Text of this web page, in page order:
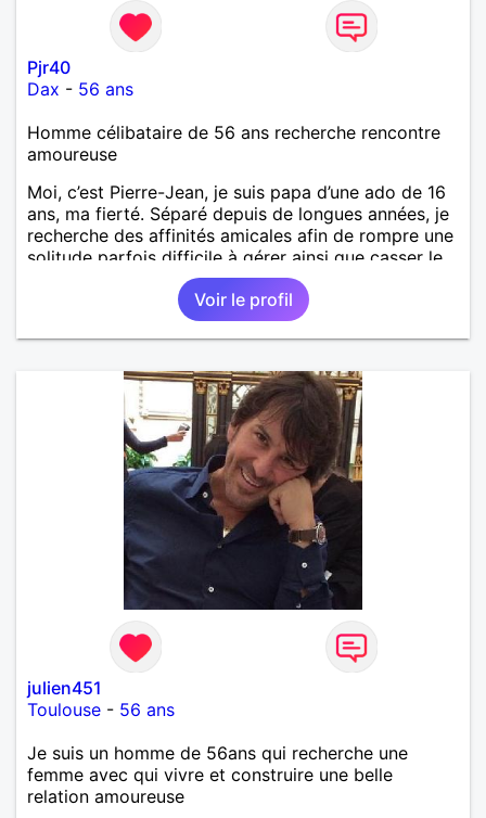
Pjr40
Dax - 56 ans
Homme célibataire de 56 ans recherche rencontre
amoureuse
Moi, c’est Pierre-Jean, je suis papa d’une ado de 16
ans, ma fierté. Séparé depuis de longues années, je
recherche des affinités amicales afin de rompre une
solitude parfois difficile à gérer ainsi que casser le
vague à l’âme. L’amitié reste extrêmement
importante à mes yeux mais peut se décliner en des
sentiments plus puissants. « Le temps fera son
œuvre » disait Arthur Schopenhauer, philosophe
autant être trop locace. Je suis bourré de qualités
avec très peu de défauts. Je suis altruiste,
bienveillant, empathique, attentionné, honnête,
respectueux, doux de caractère et compréhensif : je
laisse « glisser » beaucoup de choses. Mais ne vous
m’éprenez pas Mesdames, si une personne que
j’aime me trahit une fois, il n’y aura pas de seconde
chance et je l’effacerai à « vitam eternam ».
Néanmoins, je suis un tout petit peu maniaque ainsi
qu’impatient. J’essaye de faire des efforts. Rien de
bien dramatique ! Du moins je le pense……Je suis un
homme facile à vivre. À vous si vous le souhaitez,
d’apprendre à me connaître davantage. J’en serai
ravi….A très bientôt je l’espère.
Voir le profil
julien451
Toulouse - 56 ans
Je suis un homme de 56ans qui recherche une
femme avec qui vivre et construire une belle
relation amoureuse